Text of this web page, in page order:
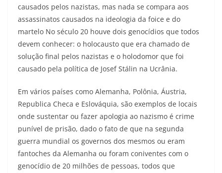
causados pelos nazistas, mas nada se compara aos
assassinatos causados na ideologia da foice e do
martelo No século 20 houve dois genocídios que todos
devem conhecer: o holocausto que era chamado de
solução final pelos nazistas e o holodomor que foi
causado pela política de Josef Stálin na Ucrânia.
Em vários países como Alemanha, Polônia, Áustria,
Republica Checa e Eslováquia, são exemplos de locais
onde sustentar ou fazer apologia ao nazismo é crime
punível de prisão, dado o fato de que na segunda
guerra mundial os governos dos mesmos ou eram
fantoches da Alemanha ou foram coniventes com o
genocídio de 20 milhões de pessoas, todos que